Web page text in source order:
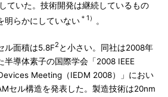
ていた。技術開発は継続しているもの
明らかにしていない ＊1） 。
ル面積は5.8F2 と小さい。同社は2008年
半導体素子の国際学会「2008 IEEE
Meeting（IEDM 2008）」におい
セル構造を発表した。製造技術は20nm